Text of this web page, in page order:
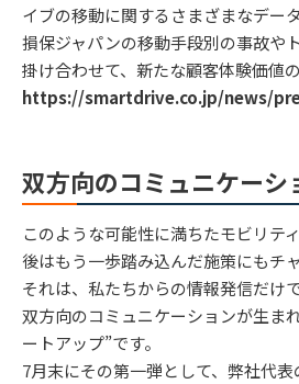
イブの移動に関するさまざまなデー
損保ジャパンの移動手段別の事故や
掛け合わせて、新たな顧客体験価値
https://smartdrive.co.jp/news/
双方向のコミュニケーシ
このような可能性に満ちたモビリテ
後はもう一歩踏み込んだ施策にもチ
それは、私たちからの情報発信だけ
双方向のコミュニケーションが生ま
ートアップ”です。
7月末にその第一弾として、弊社代